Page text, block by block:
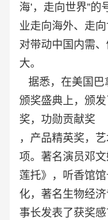
海’，走向世界”
业走向海外、走
对带动中国内需
大。
据悉，在美国巴
颁奖盛典上，颁
奖，功勋贡献奖
，产品精英奖，
项。著名演员邓
莲托》，听香馆
化，著名生物经
事长发表了获奖感